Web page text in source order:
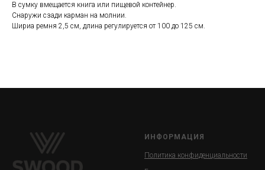
В сумку вмещается книга или пищевой контейнер.
Снаружи сзади карман на молнии.
Шириа ремня 2,5 см, длина регулируется от 100 до 125 см.
ИНФОРМАЦИЯ
Политика конфиденциальности